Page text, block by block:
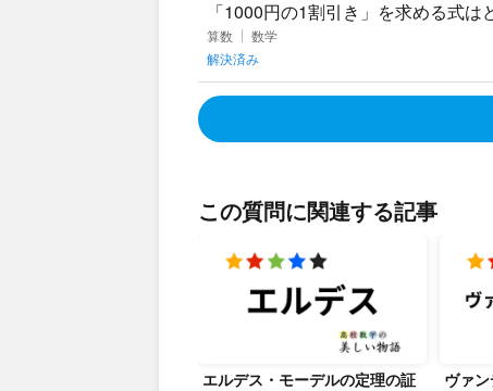
「1000円の1割引き」を求める式は
算数
数学
解決済み
この質問に関連する記事
エルデス・モーデルの定理の証
ヴァ